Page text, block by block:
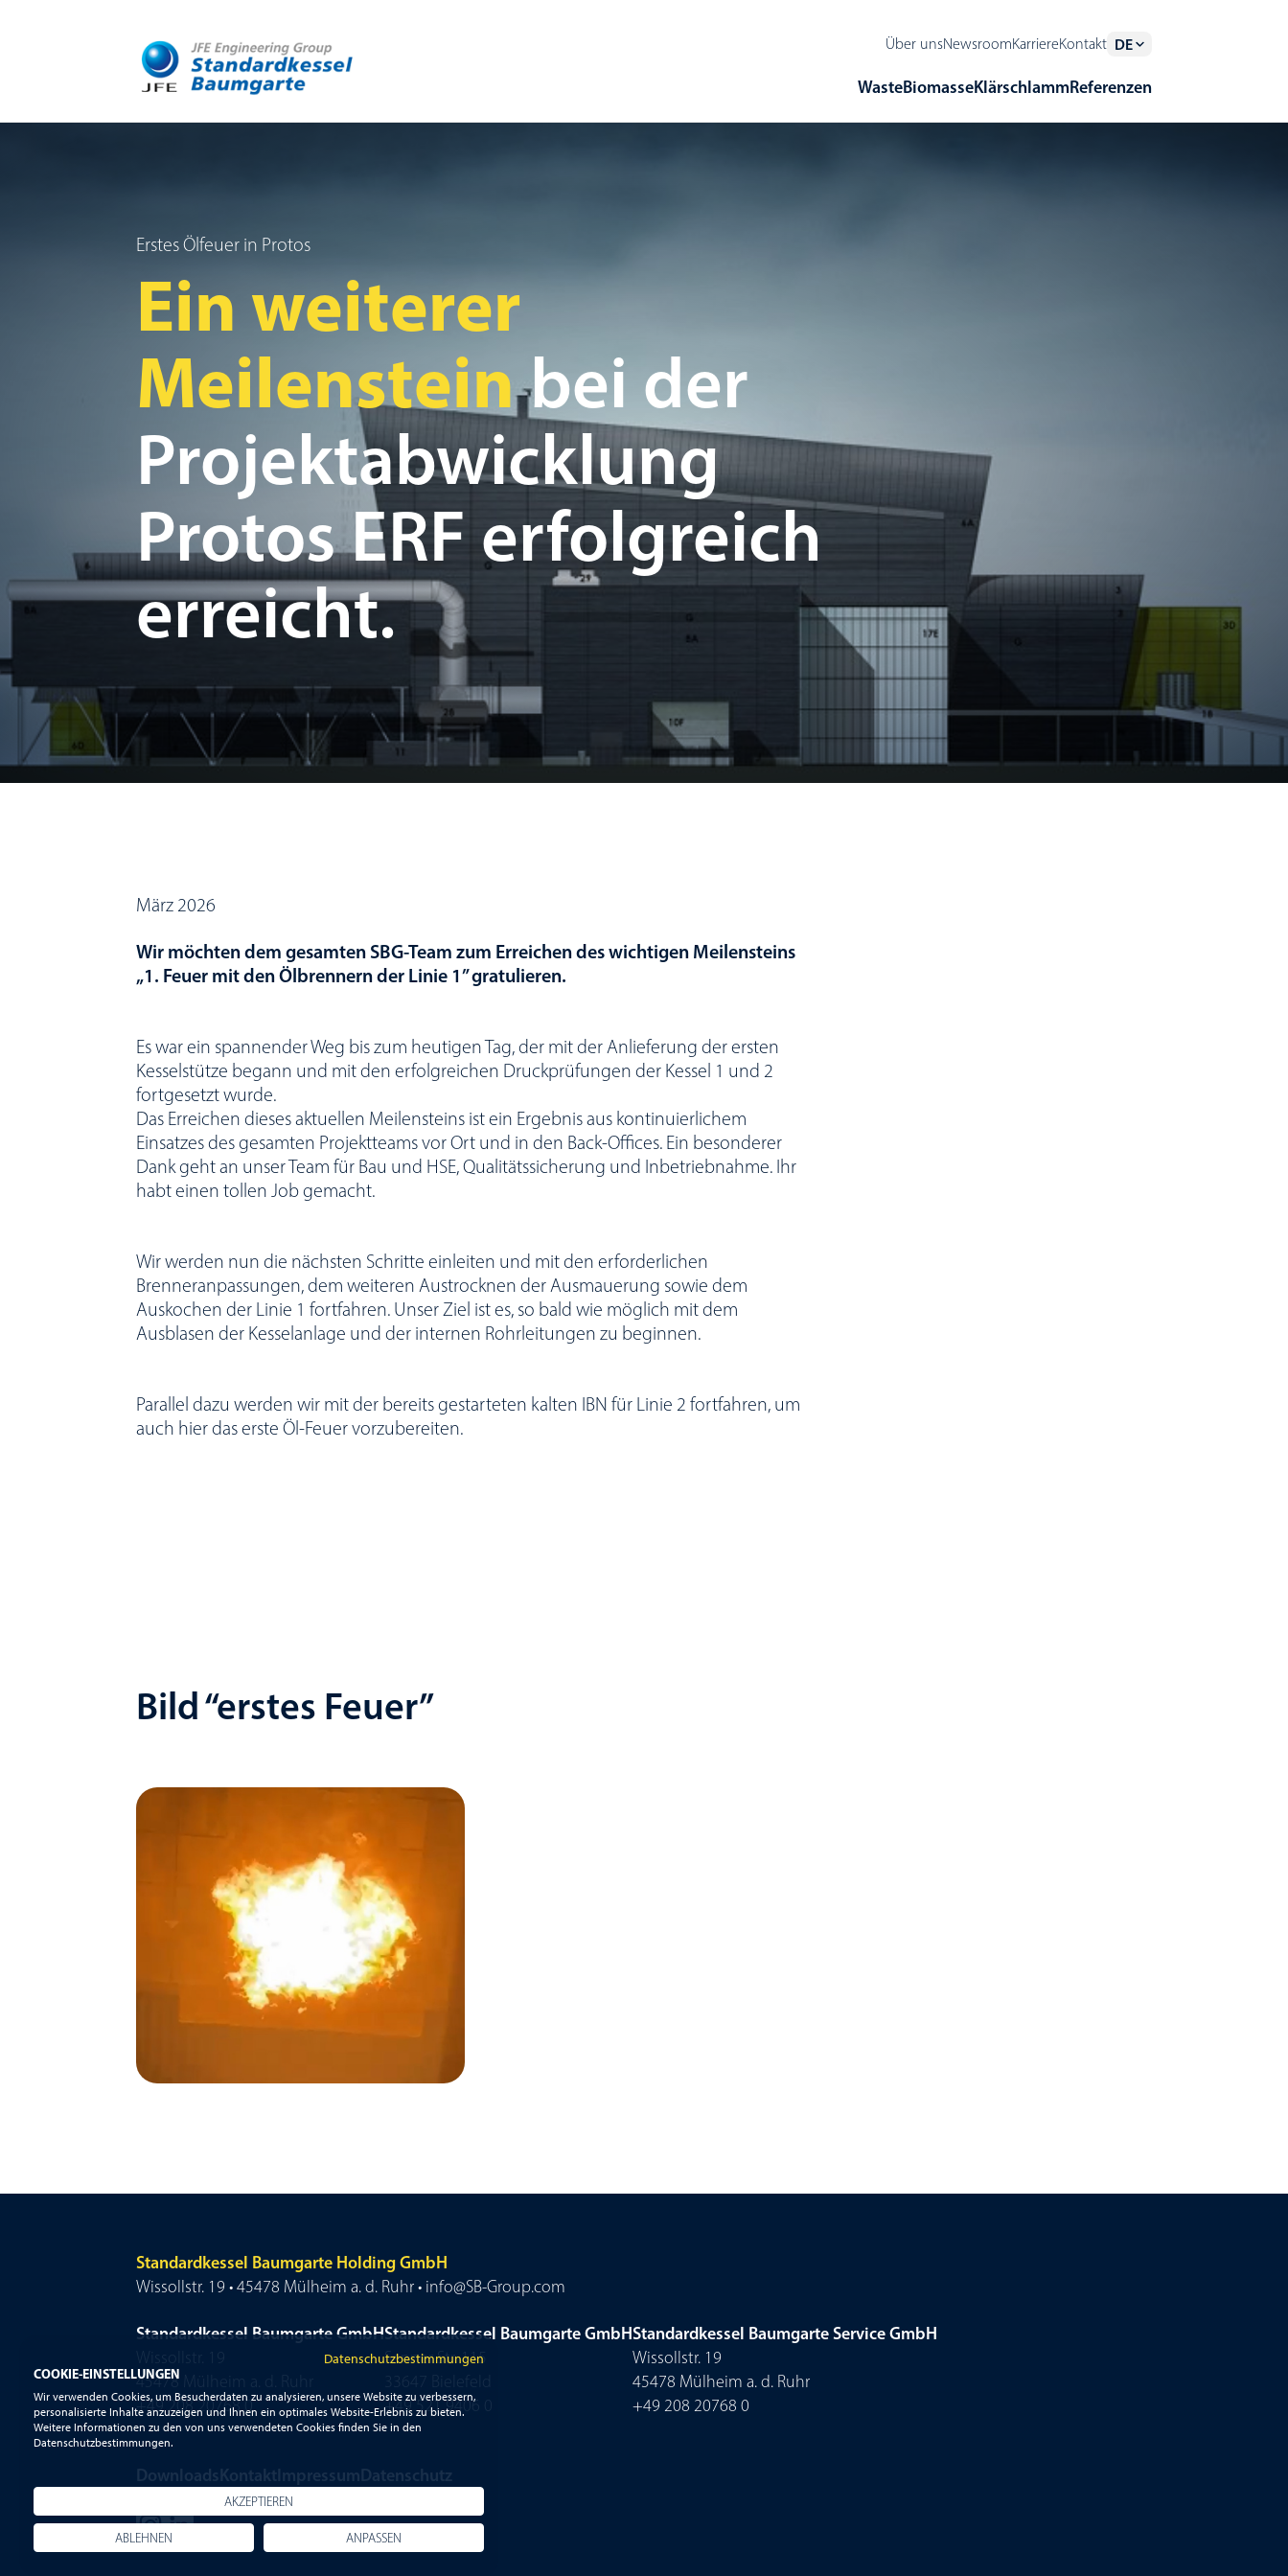
Über unsNewsroomKarriereKontakt DE
WasteBiomasseKlärschlammReferenzen
Erstes Ölfeuer in Protos
Ein weiterer
Meilensteinbei der
Projektabwicklung
Protos ERF erfolgreich
erreicht.
März 2026
Wir möchten dem gesamten SBG-Team zum Erreichen des wichtigen Meilensteins
„1. Feuer mit den Ölbrennern der Linie 1” gratulieren.
Es war ein spannender Weg bis zum heutigen Tag, der mit der Anlieferung der ersten
Kesselstütze begann und mit den erfolgreichen Druckprüfungen der Kessel 1 und 2
fortgesetzt wurde.
Das Erreichen dieses aktuellen Meilensteins ist ein Ergebnis aus kontinuierlichem
Einsatzes des gesamten Projektteams vor Ort und in den Back-Offices. Ein besonderer
Dank geht an unser Team für Bau und HSE, Qualitätssicherung und Inbetriebnahme. Ihr
habt einen tollen Job gemacht.
Wir werden nun die nächsten Schritte einleiten und mit den erforderlichen
Brenneranpassungen, dem weiteren Austrocknen der Ausmauerung sowie dem
Auskochen der Linie 1 fortfahren. Unser Ziel ist es, so bald wie möglich mit dem
Ausblasen der Kesselanlage und der internen Rohrleitungen zu beginnen.
Parallel dazu werden wir mit der bereits gestarteten kalten IBN für Linie 2 fortfahren, um
auch hier das erste Öl-Feuer vorzubereiten.
Bild “erstes Feuer”
Standardkessel Baumgarte Holding GmbH
Wissollstr. 19 • 45478 Mülheim a. d. Ruhr • info@SB-Group.com
Standardkessel Baumgarte GmbH
Wissollstr. 19
45478 Mülheim a. d. Ruhr
+49 208 20768 0
Standardkessel Baumgarte GmbH
Senner Str. 115
+49 521 9406 0
Standardkessel Baumgarte Service GmbH
Wissollstr. 19
45478 Mülheim a. d. Ruhr
+49 208 20768 0
DownloadsKontaktImpressumDatenschutz
Datenschutzbestimmungen
COOKIE-EINSTELLUNGEN
Wir verwenden Cookies, um Besucherdaten zu analysieren, unsere Website zu verbessern,
personalisierte Inhalte anzuzeigen und Ihnen ein optimales Website-Erlebnis zu bieten.
Weitere Informationen zu den von uns verwendeten Cookies finden Sie in den
Datenschutzbestimmungen.
AKZEPTIEREN
ABLEHNEN ANPASSEN